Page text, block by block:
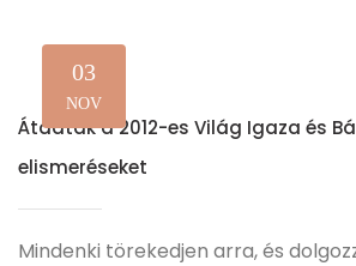
03
NOV
Átadták a 2012-es Világ Igaza és
elismeréseket
Mindenki törekedjen arra, és